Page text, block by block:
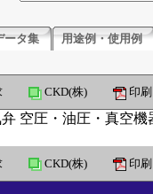
ータ集 用途例・使用例
CKD(株) 印刷
CKD(株) 印刷